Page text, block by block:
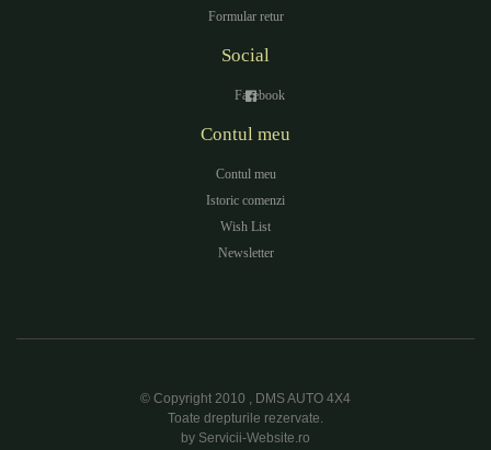
Formular retur
Social
Facebook
Contul meu
Contul meu
Istoric comenzi
Wish List
Newsletter
© Copyright 2010 , DMS AUTO 4X4
Toate drepturile rezervate.
by Servicii-Website.ro